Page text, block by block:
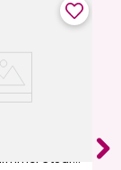
Studio